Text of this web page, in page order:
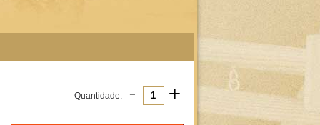
Quantidade: - +